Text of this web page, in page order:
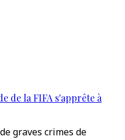
de la FIFA s'apprête à
graves crimes de